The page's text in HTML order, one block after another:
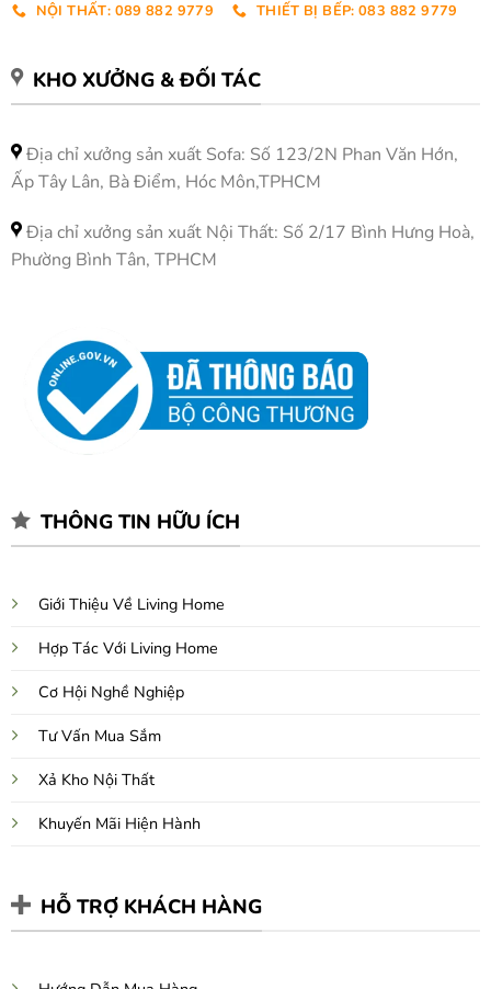
NỘI THẤT: 089 882 9779 THIẾT BỊ BẾP: 083 882 9779
KHO XƯỞNG & ĐỐI TÁC
Địa chỉ xưởng sản xuất Sofa: Số 123/2N Phan Văn Hớn,
Ấp Tây Lân, Bà Điểm, Hóc Môn,TPHCM
Địa chỉ xưởng sản xuất Nội Thất: Số 2/17 Bình Hưng Hoà,
Phường Bình Tân, TPHCM
THÔNG TIN HỮU ÍCH
Giới Thiệu Về Living Home
Hợp Tác Với Living Home
Cơ Hội Nghề Nghiệp
Tư Vấn Mua Sắm
Xả Kho Nội Thất
Khuyến Mãi Hiện Hành
HỖ TRỢ KHÁCH HÀNG